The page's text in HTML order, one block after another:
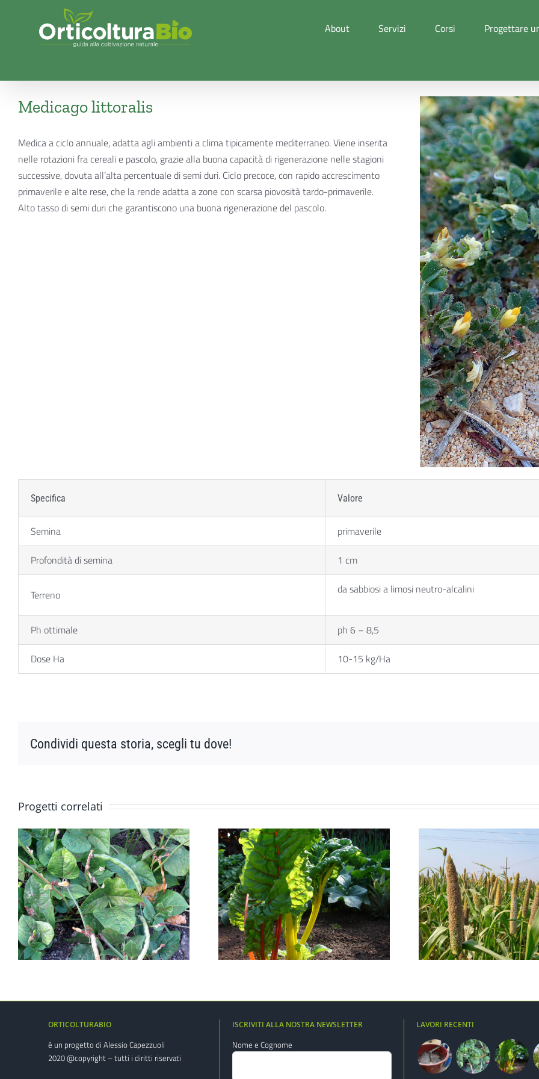
contenuto
About Servizi Corsi Progettare
Medicago littoralis
Medica a ciclo annuale, adatta agli ambienti a clima tipicamente mediterraneo. Viene inserita
nelle rotazioni fra cereali e pascolo, grazie alla buona capacità di rigenerazione nelle stagioni
successive, dovuta all’alta percentuale di semi duri. Ciclo precoce, con rapido accrescimento
primaverile e alte rese, che la rende adatta a zone con scarsa piovosità tardo-primaverile.
Alto tasso di semi duri che garantiscono una buona rigenerazione del pascolo.
Specifica Valore
Semina
primaverile
Profondità di semina
1 cm
Terreno da sabbiosi a limosi neutro-alcalini
Ph ottimale
ph 6 – 8,5
Dose Ha
10-15 kg/Ha
Condividi questa storia, scegli tu dove!
Progetti correlati
Barbabietola da foraggio Miglio Fieno
ORTICOLTURABIO
è un progetto di Alessio Capezzuoli
2020 @copyright – tutti i diritti riservati
ISCRIVITI ALLA NOSTRA NEWSLETTER
Nome e Cognome
LAVORI RECENTI